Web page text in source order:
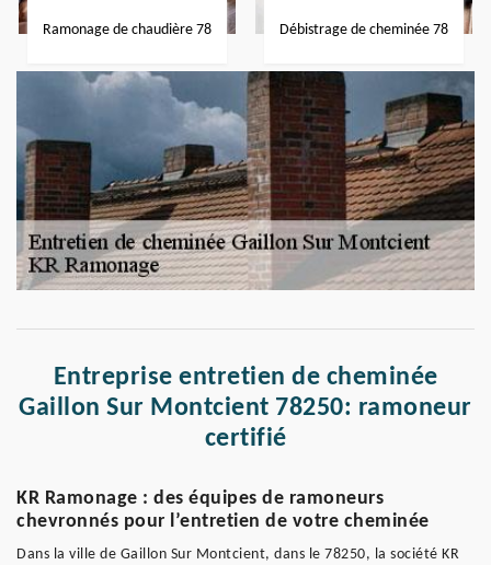
Ramonage de chaudière 78 Débistrage de cheminée 78
Entreprise entretien de cheminée
Gaillon Sur Montcient 78250: ramoneur
certifié
KR Ramonage : des équipes de ramoneurs
chevronnés pour l’entretien de votre cheminée
Dans la ville de Gaillon Sur Montcient, dans le 78250, la société KR